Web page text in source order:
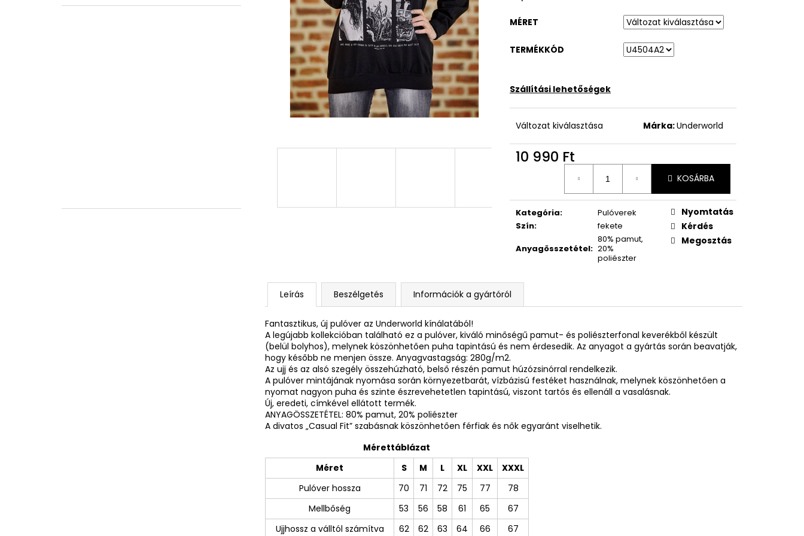
MÉRET
TERMÉKKÓD
Szállítási lehetőségek
Változat kiválasztása Márka:Underworld
10 990 Ft
KOSÁRBA
Kategória:
Pulóverek
Szín:
fekete
Anyagösszetétel:
80% pamut,
20%
poliészter
Nyomtatás
Kérdés
Megosztás
Leírás Beszélgetés Információk a gyártóról
Fantasztikus, új pulóver az Underworld kínálatából!
A legújabb kollekcióban található ez a pulóver, kiváló minőségű pamut- és poliészterfonal keverékből készült
(belül bolyhos), melynek köszönhetően puha tapintású és nem érdesedik. Az anyagot a gyártás során beavatják,
hogy később ne menjen össze. Anyagvastagság: 280g/m2.
Az ujj és az alsó szegély összehúzható, belső részén pamut húzózsinórral rendelkezik.
A pulóver mintájának nyomása során környezetbarát, vízbázisú festéket használnak, melynek köszönhetően a
nyomat nagyon puha és szinte észrevehetetlen tapintású, viszont tartós és ellenáll a vasalásnak.
Új, eredeti, címkével ellátott termék.
ANYAGÖSSZETÉTEL: 80% pamut, 20% poliészter
A divatos „Casual Fit” szabásnak köszönhetően férfiak és nők egyaránt viselhetik.
Mérettáblázat
Méret
S M L XL XXL
XXXL
Pulóver hossza
70 71 72 75 77
78
Mellbőség
53 56 58 61 65
67
Ujjhossz a válltól számítva
62 62 63 64 66
67